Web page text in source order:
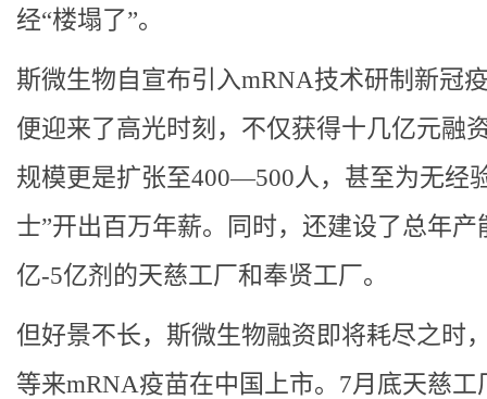
经“楼塌了”。
斯微生物自宣布引入mRNA技术研制新冠
便迎来了高光时刻，不仅获得十几亿元融
规模更是扩张至400—500人，甚至为无经
士”开出百万年薪。同时，还建设了总年产
亿-5亿剂的天慈工厂和奉贤工厂。
但好景不长，斯微生物融资即将耗尽之时
等来mRNA疫苗在中国上市。7月底天慈工